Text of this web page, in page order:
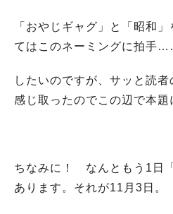
「おやじギャグ」と「昭和
てはこのネーミングに拍手
したいのですが、サッと読
感じ取ったのでこの辺で本題
ちなみに！ なんともう1日
あります。それが11月3日。